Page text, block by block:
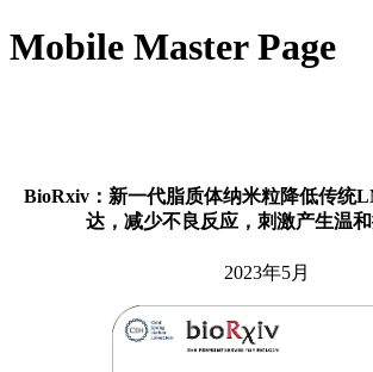
Mobile Master Page
BioRxiv：新一代脂质体纳米粒降低传统
达，减少不良反应，刺激产生温
2023年5月